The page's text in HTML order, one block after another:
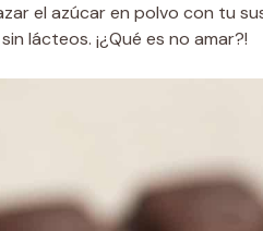
el azúcar en polvo con tu
lácteos. ¡¿Qué es no amar?!